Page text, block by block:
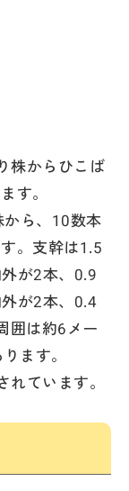
株からひこば
す。
ら、10数本
。支幹は1.5
が2本、0.9
が2本、0.4
囲は約6メー
ます。
ています。